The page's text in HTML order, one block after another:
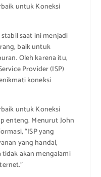
untuk Koneksi
saat ini menjadi
baik untuk
Oleh karena itu,
Provider (ISP)
koneksi
untuk Koneksi
enteng. Menurut John
“ISP yang
yang handal,
tidak akan mengalami